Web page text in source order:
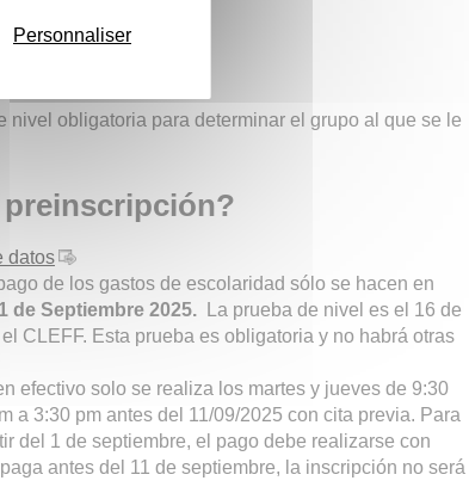
de noche
nivel obligatoria para determinar el grupo al que se le
datos
de los gastos de escolaridad sólo se hacen en
de Septiembre 2025.
La prueba de nivel es el 16 de
CLEFF. Esta prueba es obligatoria y no habrá otras
efectivo solo se realiza los martes y jueves de 9:30
a 3:30 pm antes del 11/09/2025 con cita previa. Para
del 1 de septiembre, el pago debe realizarse con
antes del 11 de septiembre, la inscripción no será
Personnaliser